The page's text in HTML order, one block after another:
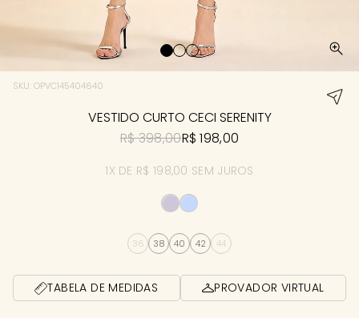
SKU: OPVC145404640
VESTIDO CURTO CECI SERENITY
R$ 398,00R$ 198,00
1X DE R$ 198,00 SEM JUROS
36 38 40 42 44
TABELA DE MEDIDAS PROVADOR VIRTUAL